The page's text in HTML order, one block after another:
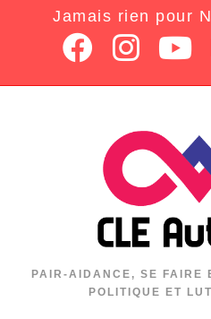
Jamais rien pour
PAIR-AIDANCE, SE FAIRE
POLITIQUE ET